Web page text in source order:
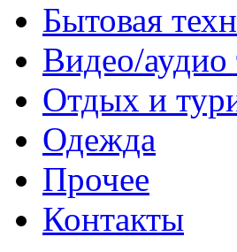
Бытовая
Видео/аудио
Отдых и
Одежда
Прочее
Контакты